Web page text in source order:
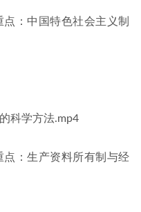
：中国特色社会主义制
科学方法.mp4
：生产资料所有制与经